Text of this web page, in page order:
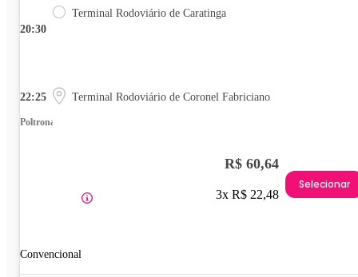
20:30
Terminal Rodoviário de Caratinga
22:25 Terminal Rodoviário de Coronel Fabriciano
Poltrona
Convencional
R$ 60,64
3x R$ 22,48
Selecionar